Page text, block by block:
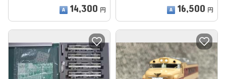
14,300 円 16,500 円